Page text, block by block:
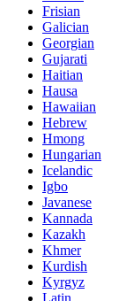
Frisian
Galician
Georgian
Gujarati
Haitian
Hausa
Hawaiian
Hebrew
Hmong
Hungarian
Icelandic
Igbo
Javanese
Kannada
Kazakh
Khmer
Kurdish
Kyrgyz